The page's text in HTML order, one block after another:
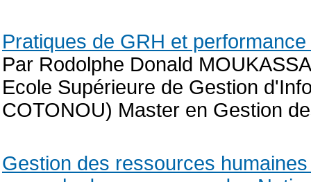
Pratiques de GRH et
Par Rodolphe Donald
Ecole Supérieure de Gestion
COTONOU) Master en Gestion
Gestion des ressources